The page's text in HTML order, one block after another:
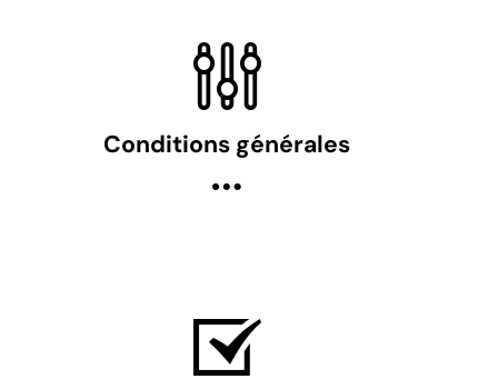
Conditions générales